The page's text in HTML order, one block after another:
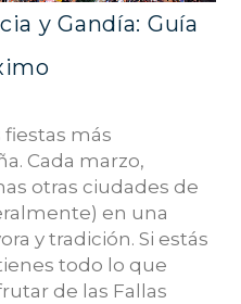
y Gandía: Guía
fiestas más
Cada marzo,
otras ciudades de
en una
y tradición. Si estás
todo lo que
de las Fallas